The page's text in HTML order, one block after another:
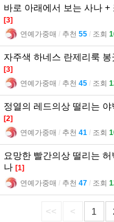
바로 아래에서 보는 사나
[3]
연예가중매 l 추천 55 l 조회
자주색 하네스 란제리룩
[3]
연예가중매 l 추천 45 l 조회
정열의 레드의상 떨리는
[2]
연예가중매 l 추천 41 l 조회
요망한 빨간의상 떨리는
나 [1]
연예가중매 l 추천 47 l 조회
<< < 1